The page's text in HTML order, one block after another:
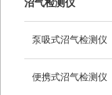
沼气检测仪
泵吸式沼气检测仪
便携式沼气检测仪